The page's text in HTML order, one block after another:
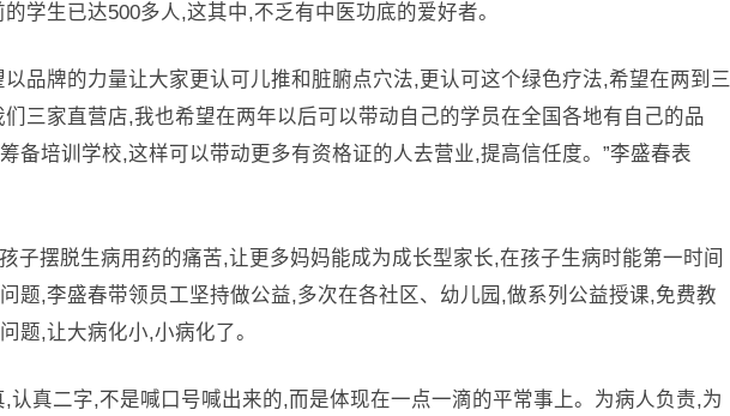
学生已达500多人,这其中,不乏有中医功底的爱好者。
以品牌的力量让大家更认可儿推和脏腑点穴法,更认可这个绿色疗法,希望在两到三
三家直营店,我也希望在两年以后可以带动自己的学员在全国各地有自己的品
备培训学校,这样可以带动更多有资格证的人去营业,提高信任度。”李盛春表
子摆脱生病用药的痛苦,让更多妈妈能成为成长型家长,在孩子生病时能第一时间
题,李盛春带领员工坚持做公益,多次在各社区、幼儿园,做系列公益授课,免费教
题,让大病化小,小病化了。
,认真二字,不是喊口号喊出来的,而是体现在一点一滴的平常事上。为病人负责,为